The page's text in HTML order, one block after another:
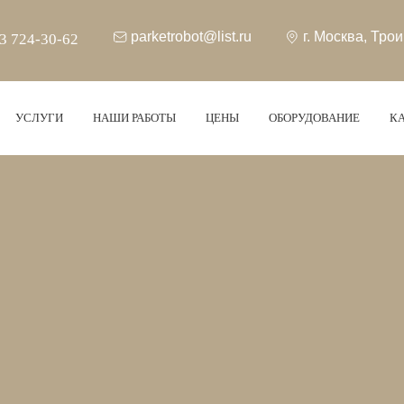
724-30-62 parketrobot@list.ru г. Москва,
УСЛУГИ НАШИ РАБОТЫ ЦЕНЫ ОБОРУДОВАНИЕ